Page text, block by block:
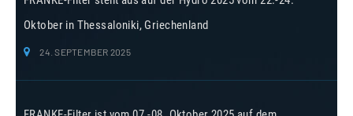
Oktober in Thessaloniki, Griechenland
24. SEPTEMBER 2025